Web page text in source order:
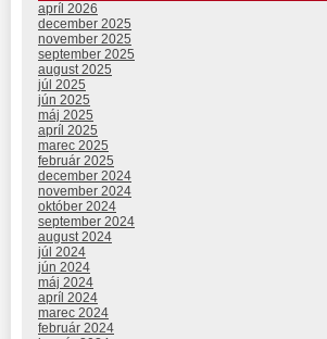
apríl 2026
december 2025
november 2025
september 2025
august 2025
júl 2025
jún 2025
máj 2025
apríl 2025
marec 2025
február 2025
december 2024
november 2024
október 2024
september 2024
august 2024
júl 2024
jún 2024
máj 2024
apríl 2024
marec 2024
február 2024